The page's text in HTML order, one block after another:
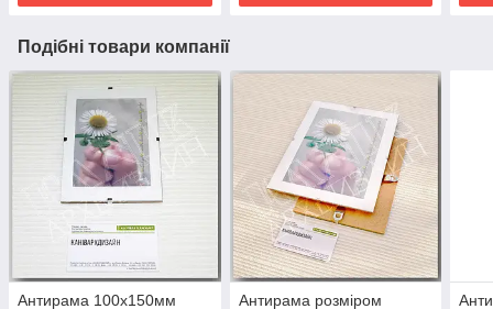
Подібні товари компанії
Антирама 100х150мм
Антирама розміром